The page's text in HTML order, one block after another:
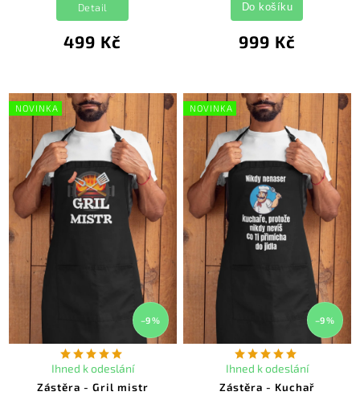
499 Kč
Detail
999 Kč
Do košíku
NOVINKA
–9 %
Zástěra - Gril mistr
Ihned k odeslání
NOVINKA
–9 %
Zástěra - Kuchař
Ihned k odeslání